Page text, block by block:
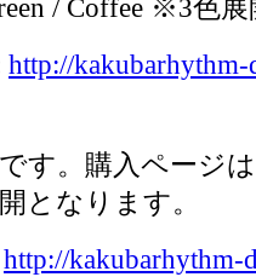
/ Coffee ※3色展
http://
す。購入ページ
となります。
http://kakubarhythm-